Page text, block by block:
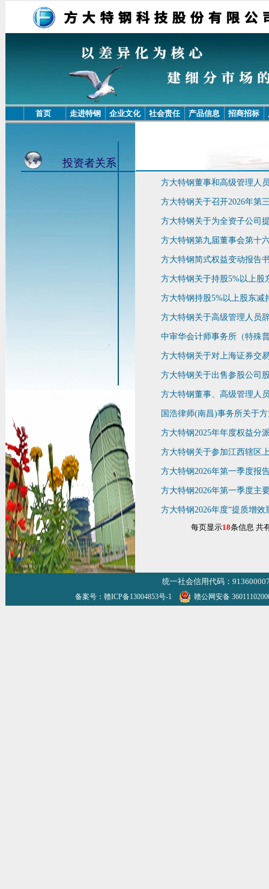
首页 走进特钢 企业文化 社会责任 产品信息 招商招标
投资者关系
方大特钢董事和高级管理人
方大特钢关于召开2026年第
方大特钢关于为全资子公司
方大特钢第九届董事会第十
方大特钢简式权益变动报告
方大特钢关于持股5%以上股
方大特钢持股5%以上股东减
方大特钢关于高级管理人员
中审华会计师事务所（特殊
方大特钢关于对上海证券交
方大特钢关于出售参股公司
方大特钢董事、高级管理人
国浩律师(南昌)事务所关于
方大特钢2025年年度权益分
方大特钢关于参加江西辖区
方大特钢2026年第一季度报
方大特钢2026年第一季度主
方大特钢2026年度“提质增
每页显示18条信息 共
统一社会信用代码：
备案号：赣ICP备13004853号-1 赣公网安备